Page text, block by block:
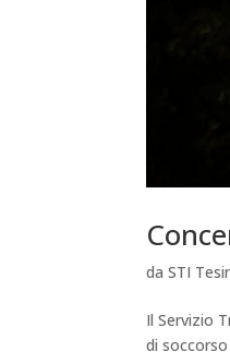
daSTI
Il Servizio
di